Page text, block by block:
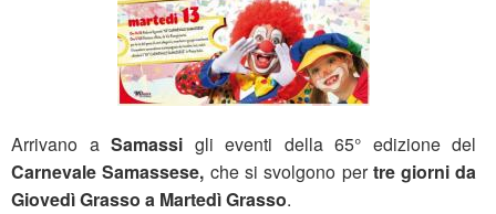
Arrivano aSamassi gli eventi della 65° edizione del
Carnevale Samassese, che si svolgono pertre giorni da
Giovedì Grasso a Martedì Grasso.